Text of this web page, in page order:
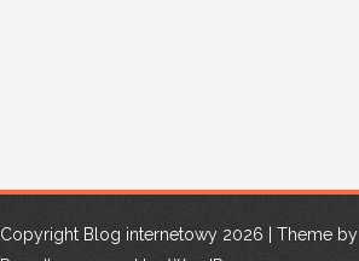
Copyright Blog internetowy 2026 | Theme by